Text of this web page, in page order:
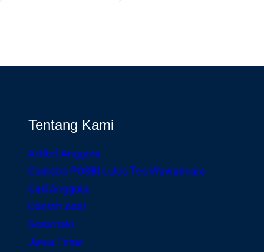
Tentang Kami
Artikel Anggota
Camaba POSBI Lulus Tes Wawancara
Cari Anggota
Daerah Asal
Gorontalo
Jawa Timur